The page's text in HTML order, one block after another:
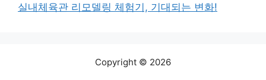
실내체육관 리모델링 체험기, 기대되는 변화!
Copyright © 2026